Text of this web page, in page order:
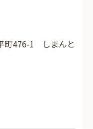
町476-1 しまんと